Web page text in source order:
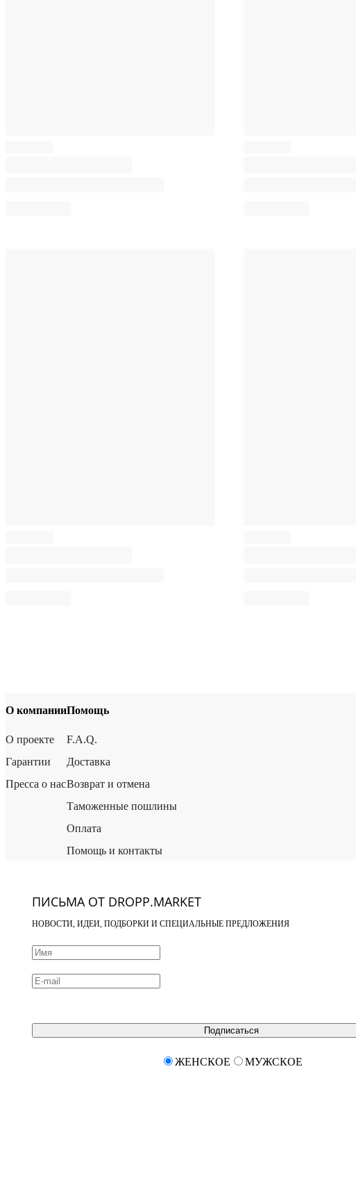
О компании
О проекте
Гарантии
Пресса о нас
Помощь
F.A.Q.
Доставка
Возврат и отмена
Таможенные пошлины
Оплата
Помощь и контакты
ПИСЬМА ОТ DROPP.MARKET
НОВОСТИ, ИДЕИ, ПОДБОРКИ И СПЕЦИАЛЬНЫЕ ПРЕДЛОЖЕНИЯ
Подписаться
ЖЕНСКОЕ МУЖСКОЕ